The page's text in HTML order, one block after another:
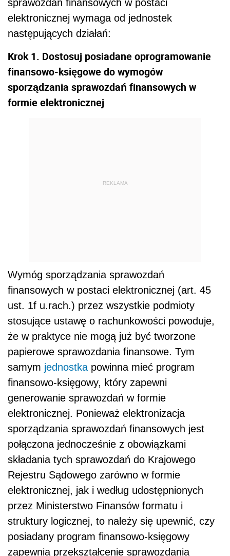
sprawozdań finansowych w postaci
elektronicznej wymaga od jednostek
następujących działań:
Krok 1. Dostosuj posiadane oprogramowanie
finansowo-księgowe do wymogów
sporządzania sprawozdań finansowych w
formie elektronicznej
REKLAMA
Wymóg sporządzania sprawozdań
finansowych w postaci elektronicznej (art. 45
ust. 1f u.rach.) przez wszystkie podmioty
stosujące ustawę o rachunkowości powoduje,
że w praktyce nie mogą już być tworzone
papierowe sprawozdania finansowe. Tym
samym jednostka powinna mieć program
finansowo-księgowy, który zapewni
generowanie sprawozdań w formie
elektronicznej. Ponieważ elektronizacja
sporządzania sprawozdań finansowych jest
połączona jednocześnie z obowiązkami
składania tych sprawozdań do Krajowego
Rejestru Sądowego zarówno w formie
elektronicznej, jak i według udostępnionych
przez Ministerstwo Finansów formatu i
struktury logicznej, to należy się upewnić, czy
posiadany program finansowo-księgowy
zapewnia przekształcenie sprawozdania